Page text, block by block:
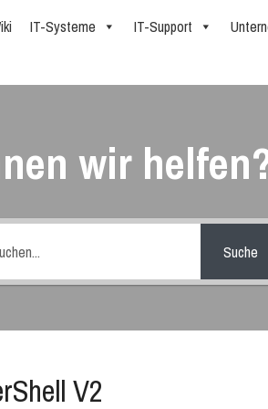
IT-Systeme IT-Support
wir
Suche
V2